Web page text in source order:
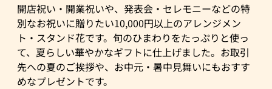
開店祝い・開業祝いや、発表会・セレモニーなどの特
別なお祝いに贈りたい10,000円以上のアレンジメン
ト・スタンド花です。旬のひまわりをたっぷりと使っ
て、夏らしい華やかなギフトに仕上げました。お取引
先への夏のご挨拶や、お中元・暑中見舞いにもおすす
めなプレゼントです。